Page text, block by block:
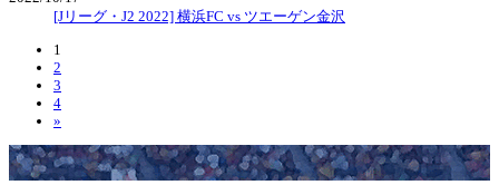
[Jリーグ・J2 2022] 横浜FC vs ツエーゲン金沢
1
2
3
4
»